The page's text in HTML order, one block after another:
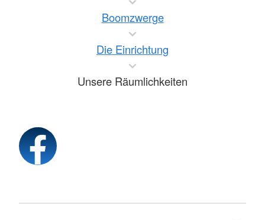
Boomzwerge
Die Einrichtung
Unsere Räumlichkeiten